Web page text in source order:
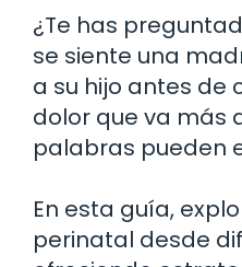
¿Te has
se siente una
a su hijo antes de
dolor que va más
palabras pueden
En esta guía,
perinatal desde